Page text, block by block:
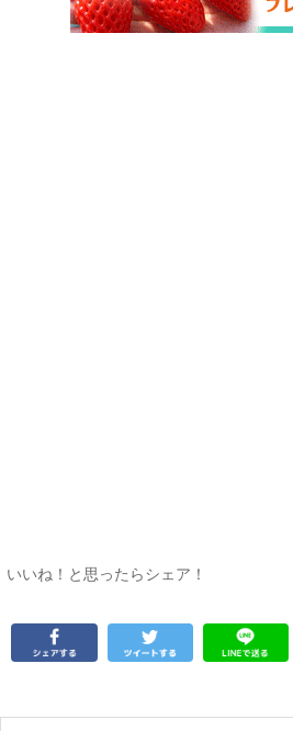
いいね！と思ったらシェア！